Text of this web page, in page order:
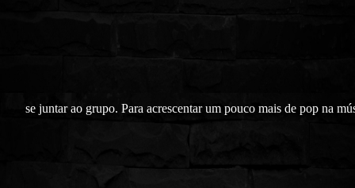
se juntar ao grupo. Para acrescentar um pouco mais de pop na